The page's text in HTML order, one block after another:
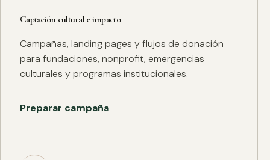
Captación cultural e impacto
Campañas, landing pages y flujos de donación
para fundaciones, nonprofit, emergencias
culturales y programas institucionales.
Preparar campaña